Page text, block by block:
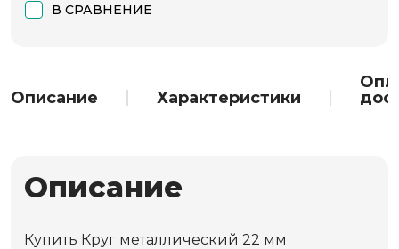
В СРАВНЕНИЕ
Описание Характеристики
Описание
Купить Круг металлический 22 мм